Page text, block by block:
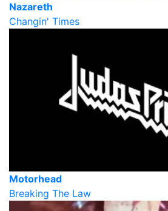
Nazareth
Changin' Times
Motorhead
Breaking The Law